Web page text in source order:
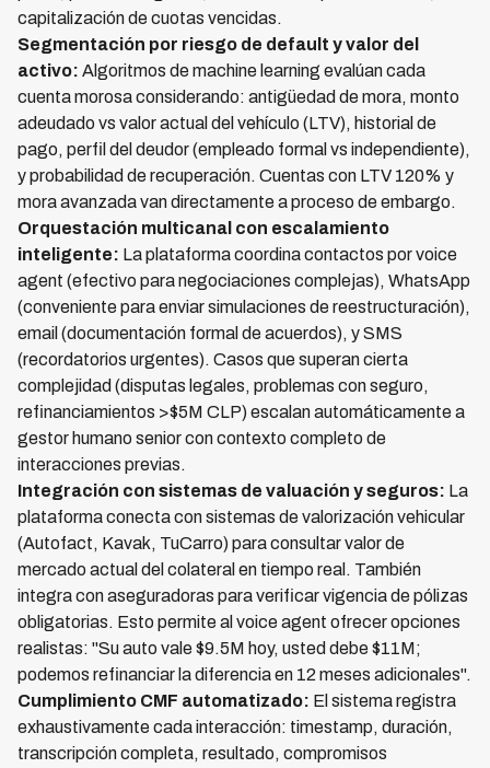
capitalización de cuotas vencidas.
Segmentación por riesgo de default y valor del
activo: Algoritmos de machine learning evalúan cada
cuenta morosa considerando: antigüedad de mora, monto
adeudado vs valor actual del vehículo (LTV), historial de
pago, perfil del deudor (empleado formal vs independiente),
y probabilidad de recuperación. Cuentas con LTV 120% y
mora avanzada van directamente a proceso de embargo.
Orquestación multicanal con escalamiento
inteligente: La plataforma coordina contactos por voice
agent (efectivo para negociaciones complejas), WhatsApp
(conveniente para enviar simulaciones de reestructuración),
email (documentación formal de acuerdos), y SMS
(recordatorios urgentes). Casos que superan cierta
complejidad (disputas legales, problemas con seguro,
refinanciamientos >$5M CLP) escalan automáticamente a
gestor humano senior con contexto completo de
interacciones previas.
Integración con sistemas de valuación y seguros: La
plataforma conecta con sistemas de valorización vehicular
(Autofact, Kavak, TuCarro) para consultar valor de
mercado actual del colateral en tiempo real. También
integra con aseguradoras para verificar vigencia de pólizas
obligatorias. Esto permite al voice agent ofrecer opciones
realistas: "Su auto vale $9.5M hoy, usted debe $11M;
podemos refinanciar la diferencia en 12 meses adicionales".
Cumplimiento CMF automatizado: El sistema registra
exhaustivamente cada interacción: timestamp, duración,
transcripción completa, resultado, compromisos